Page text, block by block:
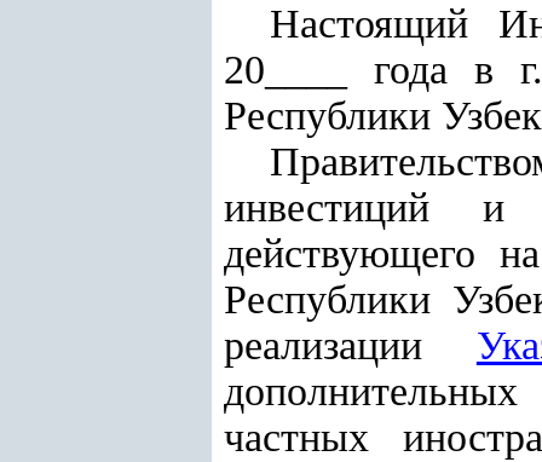
Настоящий
20____ года в
Республики
инвестиций и
действующего
Республики
реализации
частных